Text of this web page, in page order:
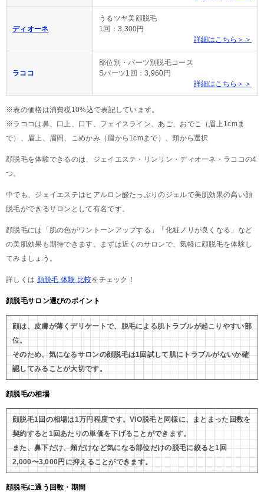
ディオーネ
うるツヤ美顔脱毛
1回：3,300円
詳細はこちら＞＞
ラココ
部位別・パーツ別脱毛コース
Sパーツ1回：3,960円
詳細はこちら＞＞
※表の価格は消費税10%込で表記しています。
※ラココは鼻、口上、口下、フェイスライン、あご、おでこ（眉上1cmま
で）、眉上、眉間、こめかみ（眉から1cmまで）、頬から選択
顔脱毛を体験できるのは、ジェイエステ・リンリン・ディオーネ・ラココの4
つ。
中でも、ジェイエステはヒアルロン酸たっぷりのジェルで美肌効果の高い顔
脱毛ができるサロンとして有名です。
顔脱毛には「肌の色がワントーンアップする」「化粧ノリが良くなる」など
の美肌効果も期待できます。まずは近くのサロンで、気軽に顔脱毛を体験し
てみましょう。
詳しくは 顔脱毛 体験 比較をチェック！
顔脱毛サロン選びのポイント
顔は、皮膚が薄くデリケートで、脱毛による肌トラブルが起こりやすい部
位。
そのため、気になるサロンの顔脱毛は1回試して肌にトラブルがないか確
認してみることが大切です。
顔脱毛の相場
顔脱毛1回の相場は1万円程度です。VIO脱毛と同様に、まとまった回数を
契約すると1回あたりの単価を下げることができます。
また、鼻下だけ、頬だけなど気になる部位だけの脱毛に絞ると1回
2,000〜3,000円に抑えることができます。
顔脱毛に通う回数・期間